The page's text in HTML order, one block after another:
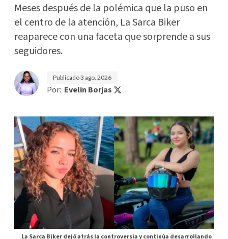
Meses después de la polémica que la puso en
el centro de la atención, La Sarca Biker
reaparece con una faceta que sorprende a sus
seguidores.
Publicado3 ago. 2026
Por: Evelin Borjas
La Sarca Biker dejó atrás la controversia y continúa desarrollando